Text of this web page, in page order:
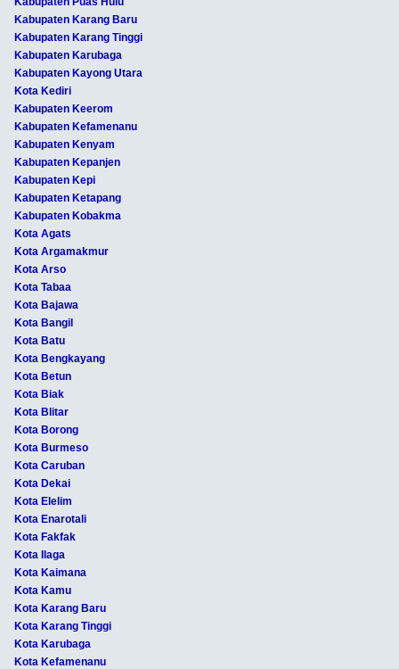
Kabupaten Karang Baru
Kabupaten Karang Tinggi
Kabupaten Karubaga
Kabupaten Kayong Utara
Kota Kediri
Kabupaten Keerom
Kabupaten Kefamenanu
Kabupaten Kenyam
Kabupaten Kepanjen
Kabupaten Kepi
Kabupaten Ketapang
Kabupaten Kobakma
Kota Agats
Kota Argamakmur
Kota Arso
Kota Tabaa
Kota Bajawa
Kota Bangil
Kota Batu
Kota Bengkayang
Kota Betun
Kota Biak
Kota Blitar
Kota Borong
Kota Burmeso
Kota Caruban
Kota Dekai
Kota Elelim
Kota Enarotali
Kota Fakfak
Kota Ilaga
Kota Kaimana
Kota Kamu
Kota Karang Baru
Kota Karang Tinggi
Kota Karubaga
Kota Kefamenanu